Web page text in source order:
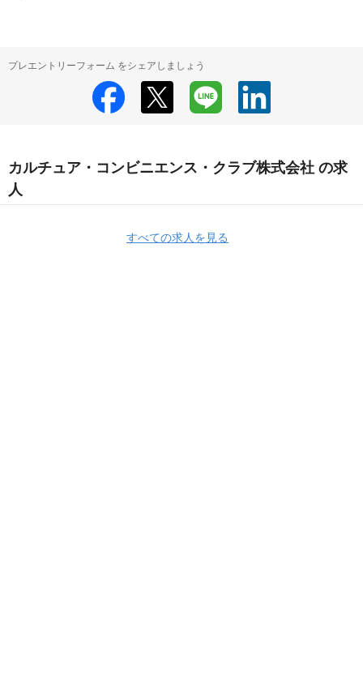
プレエントリーフォーム をシェアしましょう
カルチュア・コンビニエンス・クラブ株式会社 の求
人
すべての求人を見る